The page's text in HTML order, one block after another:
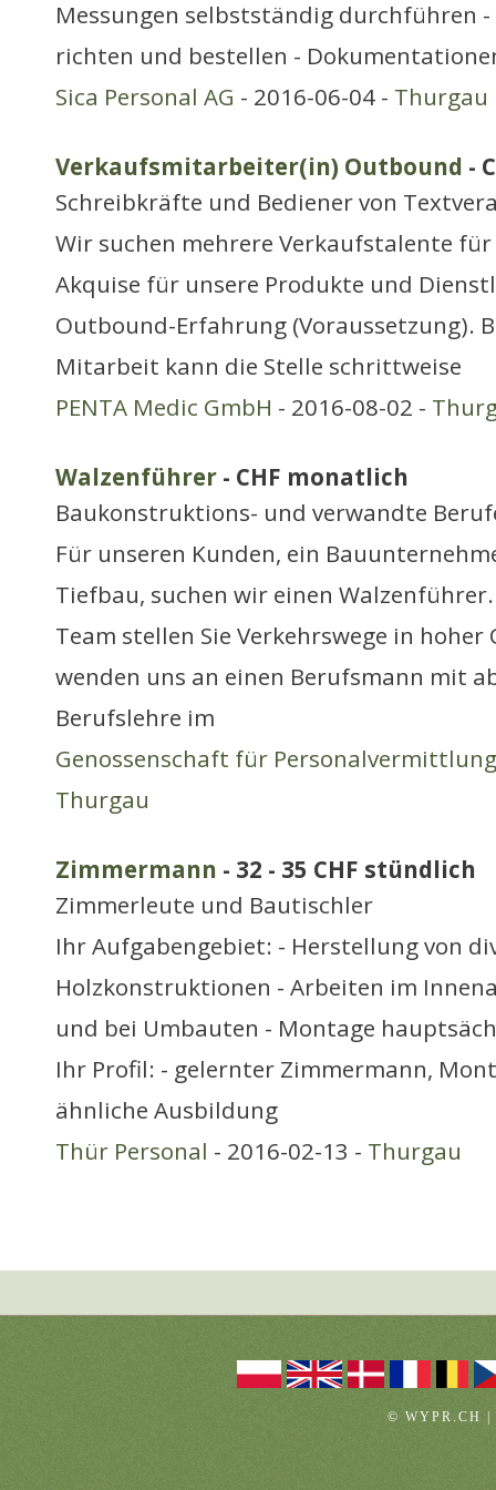
Messungen selbstständig durchführen
richten und bestellen -
Sica Personal AG - 2016-06-04 - Thurgau
Verkaufsmitarbeiter(in) Outbound -
Schreibkräfte und Bediener von
Wir suchen mehrere Verkaufstalente
Akquise für unsere Produkte und
Outbound-Erfahrung (Voraussetzung).
Mitarbeit kann die Stelle schrittweise
PENTA Medic GmbH - 2016-08-02 -
Walzenführer - CHF monatlich
Baukonstruktions- und verwandte
Für unseren Kunden, ein
Tiefbau, suchen wir einen
Team stellen Sie Verkehrswege in
wenden uns an einen Berufsmann mit
Berufslehre im
Genossenschaft für Personalvermittlung
Thurgau
Zimmermann - 32 - 35 CHF stündlich
Zimmerleute und Bautischler
Ihr Aufgabengebiet: - Herstellung von
Holzkonstruktionen - Arbeiten im
und bei Umbauten - Montage
Ihr Profil: - gelernter Zimmermann,
ähnliche Ausbildung
Thür Personal - 2016-02-13 - Thurgau
© WYPR.CH